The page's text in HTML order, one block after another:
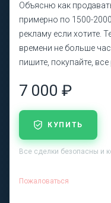
Объясню как
примерно по 1500-
рекламу если хотите.
времени не больше
пишите, покупайте,
7 000 ₽
КУПИТЬ
Все сделки безопасны и
Пожаловаться